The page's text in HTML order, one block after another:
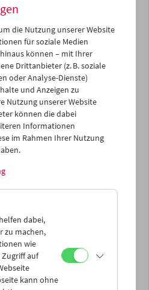
Lav Diaz – Teil 6
die Nutzung unserer Website
für soziale Medien
können – mit Ihrer
Drittanbieter (z. B. soziale
oder Analyse-Dienste)
und Anzeigen zu
Nutzung unserer Website
können die dabei
Informationen
im Rahmen Ihrer Nutzung
dabei,
zu machen,
wie
auf
kann ohne